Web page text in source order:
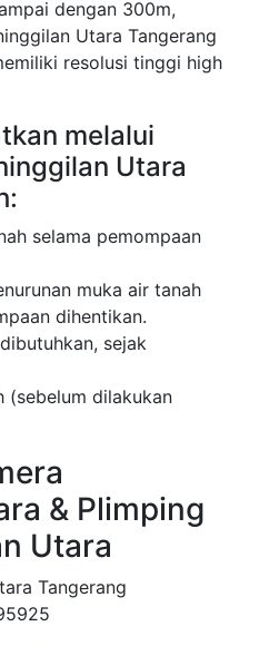
dengan 300m,
Utara Tangerang
resolusi tinggi high
melalui
Utara
selama pemompaan
muka air tanah
dihentikan.
sejak
(sebelum dilakukan
& Plimping
Utara
Tangerang